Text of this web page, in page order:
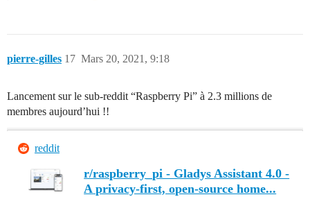
pierre-gilles Mars 20, 2021, 9:18
17
Lancement sur le sub-reddit “Raspberry Pi” à 2.3 millions de
membres aujourd’hui !!
reddit
r/raspberry_pi - Gladys Assistant 4.0 -
A privacy-first, open-source home...